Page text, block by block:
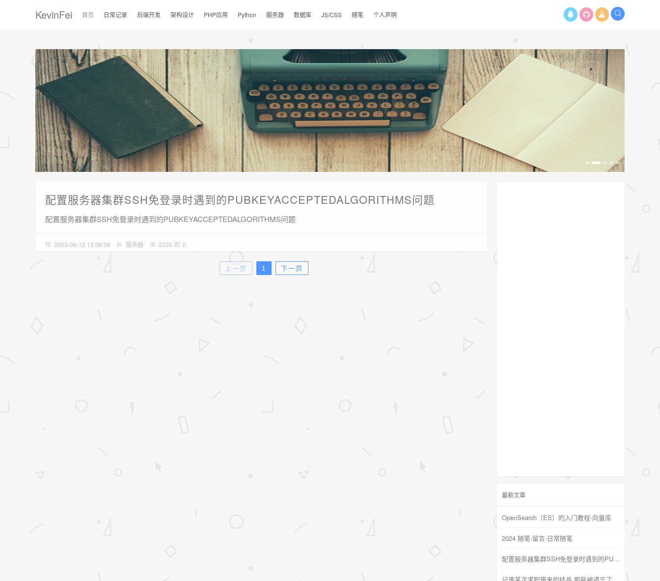
KevinFei 首页 日常记录 后端开发 架构设计 PHP应用 Python 服务器 数据库 JS/CSS 随笔 个人声明
配置服务器集群SSH免登录时遇到的PUBKEYACCEPTEDALGORITHMS问题
配置服务器集群SSH免登录时遇到的PUBKEYACCEPTEDALGORITHMS问题
2023-06-12 12:06:39 服务器 2330 0
上一页 1 下一页
最新文章
OpenSearch（ES）的入门教程-向量库
2024 随笔-留言-日常随笔
配置服务器集群SSH免登录时遇到的PUBKEYACCEPTEDALGORITHMS问题